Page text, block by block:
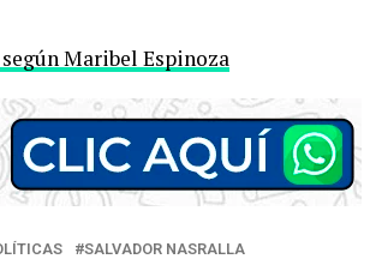
Maribel Espinoza
SALVADOR NASRALLA